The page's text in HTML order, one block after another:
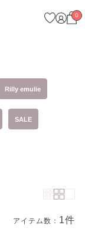
0
Rilly emulie
SALE
アイテム数： 1件